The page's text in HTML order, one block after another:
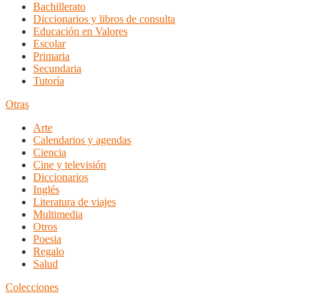
Bachillerato
Diccionarios y libros de consulta
Educación en Valores
Escolar
Primaria
Secundaria
Tutoría
Otras
Arte
Calendarios y agendas
Ciencia
Cine y televisión
Diccionarios
Inglés
Literatura de viajes
Multimedia
Otros
Poesia
Regalo
Salud
Colecciones